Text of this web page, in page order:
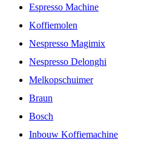
Espresso Machine
Koffiemolen
Nespresso Magimix
Nespresso Delonghi
Melkopschuimer
Braun
Bosch
Inbouw Koffiemachine